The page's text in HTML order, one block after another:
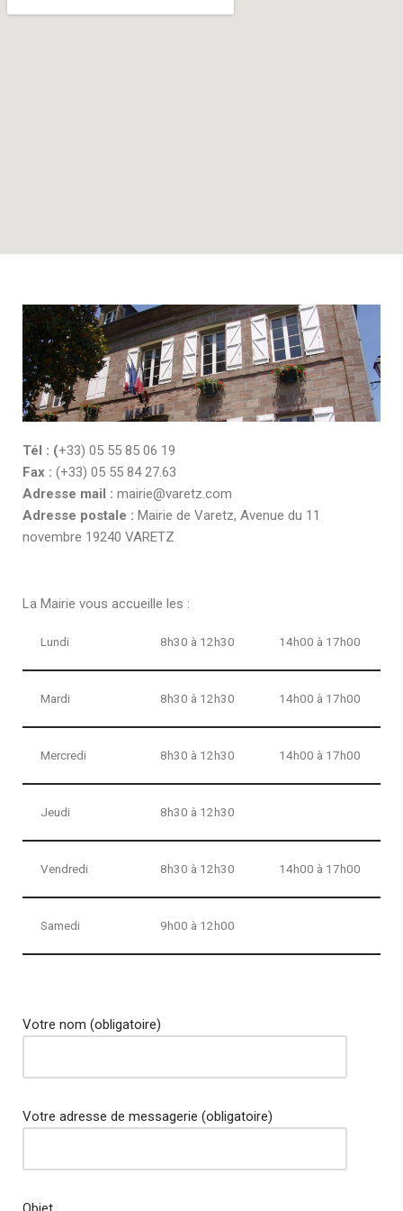
Tél : (+33) 05 55 85 06 19
Fax : (+33) 05 55 84 27.63
Adresse mail : mairie@varetz.com
Adresse postale : Mairie de Varetz, Avenue du 11
novembre 19240 VARETZ
La Mairie vous accueille les :
Lundi 8h30 à 12h30 14h00 à 17h00
Mardi 8h30 à 12h30 14h00 à 17h00
Mercredi 8h30 à 12h30 14h00 à 17h00
Jeudi 8h30 à 12h30
Vendredi 8h30 à 12h30 14h00 à 17h00
Samedi 9h00 à 12h00
Votre nom (obligatoire)
Votre adresse de messagerie (obligatoire)